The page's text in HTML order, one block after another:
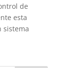
de
esta
sistema